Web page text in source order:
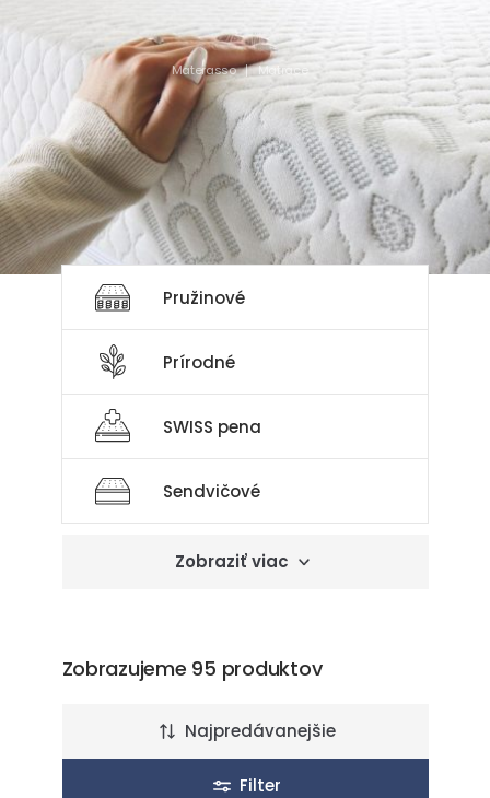
Materasso Matrace
Kvalitný matrac
Vyberte si ideálny matrac
Pružinové
Prírodné
SWISS pena
Sendvičové
Zobraziť viac
Zobrazujeme 95 produktov
Najpredávanejšie
Filter